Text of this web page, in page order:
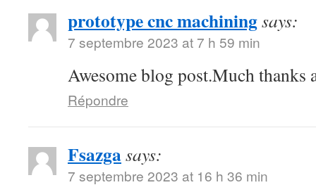
prototype cnc machiningsays:
7 septembre 2023 at 7 h 59 min
Awesome blog post.Much thanks
Répondre
Fsazgasays:
7 septembre 2023 at 16 h 36 min